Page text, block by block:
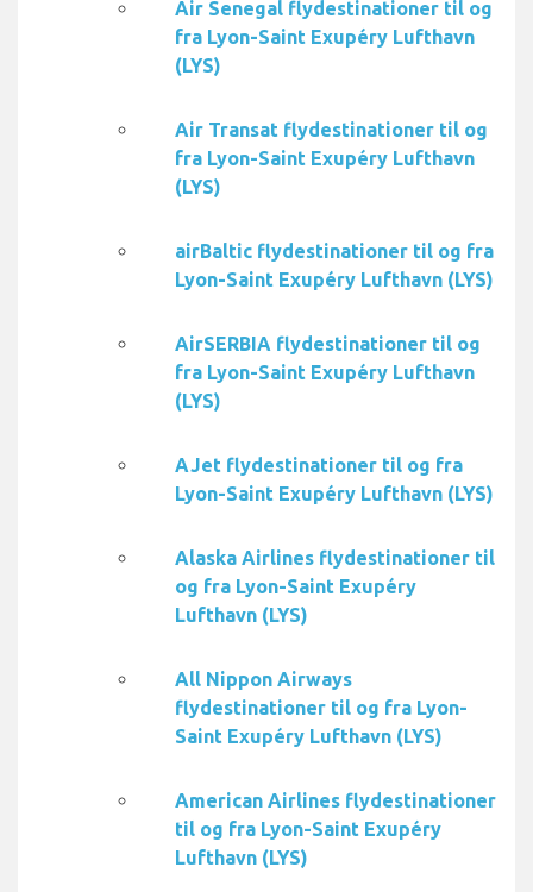
Air Senegal flydestinationer til og
fra Lyon-Saint Exupéry Lufthavn
(LYS)
Air Transat flydestinationer til og
fra Lyon-Saint Exupéry Lufthavn
(LYS)
airBaltic flydestinationer til og fra
Lyon-Saint Exupéry Lufthavn (LYS)
AirSERBIA flydestinationer til og
fra Lyon-Saint Exupéry Lufthavn
(LYS)
AJet flydestinationer til og fra
Lyon-Saint Exupéry Lufthavn (LYS)
Alaska Airlines flydestinationer til
og fra Lyon-Saint Exupéry
Lufthavn (LYS)
All Nippon Airways
flydestinationer til og fra Lyon-
Saint Exupéry Lufthavn (LYS)
American Airlines flydestinationer
til og fra Lyon-Saint Exupéry
Lufthavn (LYS)